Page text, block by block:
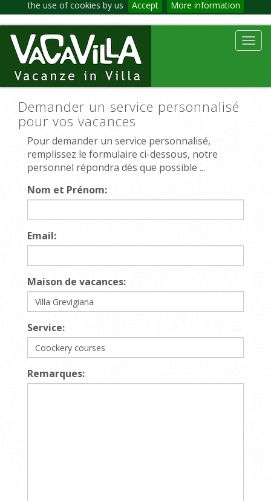
the use of cookies by us Accept More information
Demander un service personnalisé
pour vos vacances
Pour demander un service personnalisé,
remplissez le formulaire ci-dessous, notre
personnel répondra dès que possible ...
Nom et Prénom:
Email:
Maison de vacances:
Service:
Remarques: